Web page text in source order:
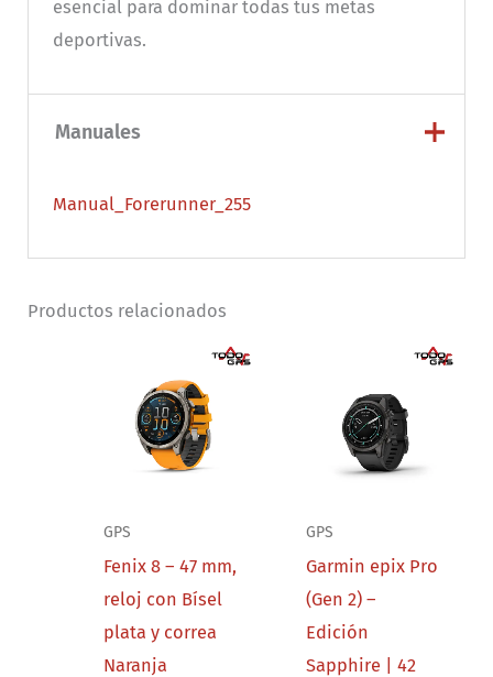
esencial para dominar todas tus metas
deportivas.
Manuales
Manual_Forerunner_255
Productos relacionados
GPS
Fenix 8 – 47 mm,
reloj con Bísel
plata y correa
Naranja
GPS
Garmin epix Pro
(Gen 2) –
Edición
Sapphire | 42